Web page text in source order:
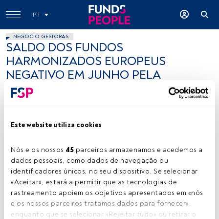
Este website utiliza cookies
Nós e os nossos 45 parceiros armazenamos e acedemos a
dados pessoais, como dados de navegação ou
identificadores únicos, no seu dispositivo. Se selecionar
«Aceitar», estará a permitir que as tecnologias de
rastreamento apoiem os objetivos apresentados em «nós
e os nossos parceiros tratamos dados para fornecer»,
enquanto que se selecionar «Rejeitar tudo» ou retirar o
PT
NEGÓCIO GESTORAS
SALDO DOS FUNDOS
HARMONIZADOS EUROPEUS
NEGATIVO EM JUNHO PELA
PRIMEIRA ESTE ANO
D e acordo com os dados divulgados pela Efama (European
Fund and Asset Management Association), em Junho as
subscrições líquidas foram negativas em 33 mil milhões de
euros, depois de, no mês anterior, o saldo ter sido positivo em 22 mil
milhões.